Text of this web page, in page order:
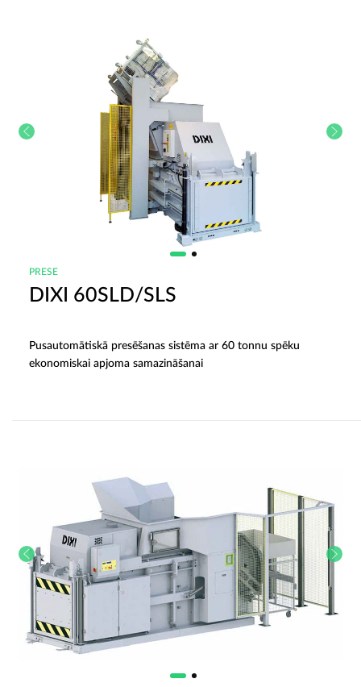
PRESE
DIXI 60SLD/SLS
Pusautomātiskā presēšanas sistēma ar 60 tonnu spēku
ekonomiskai apjoma samazināšanai